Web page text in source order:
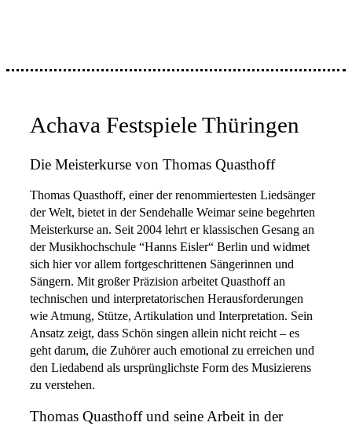
Achava Festspiele Thüringen
Die Meisterkurse von Thomas Quasthoff
Thomas Quasthoff, einer der renommiertesten Liedsänger
der Welt, bietet in der Sendehalle Weimar seine begehrten
Meisterkurse an. Seit 2004 lehrt er klassischen Gesang an
der Musikhochschule “Hanns Eisler“ Berlin und widmet
sich hier vor allem fortgeschrittenen Sängerinnen und
Sängern. Mit großer Präzision arbeitet Quasthoff an
technischen und interpretatorischen Herausforderungen
wie Atmung, Stütze, Artikulation und Interpretation. Sein
Ansatz zeigt, dass Schön singen allein nicht reicht – es
geht darum, die Zuhörer auch emotional zu erreichen und
den Liedabend als ursprünglichste Form des Musizierens
zu verstehen.
Thomas Quasthoff und seine Arbeit in der